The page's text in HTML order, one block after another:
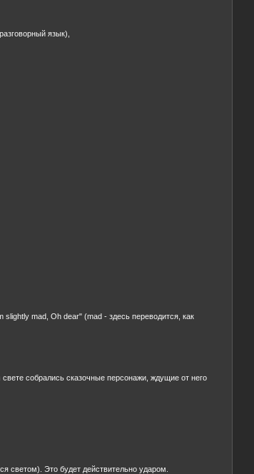
язык),
mad, Oh dear" (mad - здесь переводится, как
собрались сказочные персонажи, ждущие от него
светом). Это будет действительно ударом.